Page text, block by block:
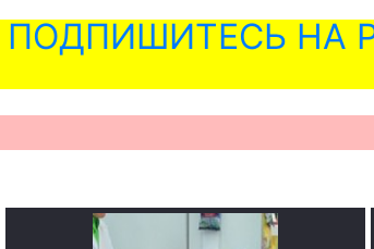
ПОДПИШИТЕСЬ НА